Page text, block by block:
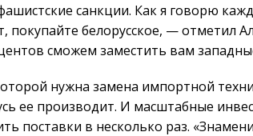
санкции. Как я говорю
покупайте белорусское, — отметил
сможем заместить вам
нужна замена импортной
ее производит. И масштабные
поставки в несколько раз.